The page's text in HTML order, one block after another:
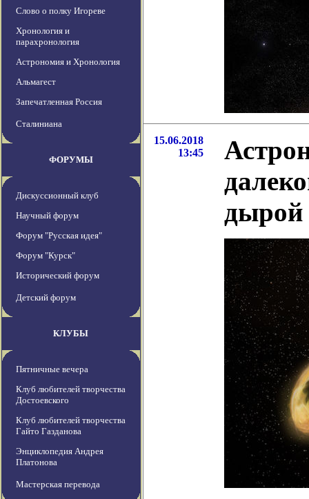
Слово о полку Игореве
Хронология и
парахронология
Астрономия и Хронология
Альмагест
Запечатленная Россия
Сталиниана
ФОРУМЫ
Дискуссионный клуб
Научный форум
Форум "Русская идея"
Форум "Курск"
Исторический форум
Детский форум
КЛУБЫ
Пятничные вечера
Клуб любителей творчества
Достоевского
Клуб любителей творчества
Гайто Газданова
Энциклопедия Андрея
Платонова
Мастерская перевода
15.06.2018
13:45
дырой